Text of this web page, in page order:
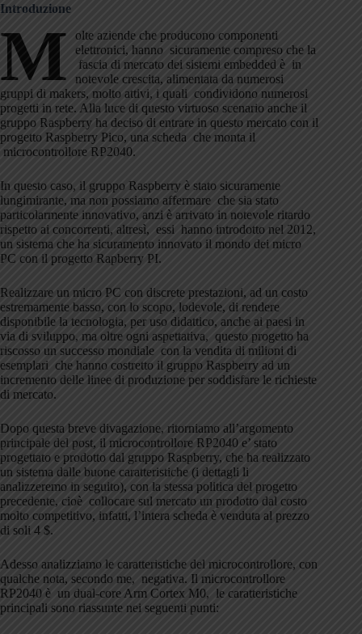
Introduzione
M
olte aziende che producono componenti
elettronici, hanno sicuramente compreso che la
fascia di mercato dei sistemi embedded è in
notevole crescita, alimentata da numerosi
gruppi di makers, molto attivi, i quali condividono numerosi
progetti in rete. Alla luce di questo virtuoso scenario anche il
gruppo Raspberry ha deciso di entrare in questo mercato con il
progetto Raspberry Pico, una scheda che monta il
microcontrollore RP2040.
In questo caso, il gruppo Raspberry è stato sicuramente
lungimirante, ma non possiamo affermare che sia stato
particolarmente innovativo, anzi è arrivato in notevole ritardo
rispetto ai concorrenti, altresì, essi hanno introdotto nel 2012,
un sistema che ha sicuramento innovato il mondo dei micro
PC con il progetto Rapberry PI.
Realizzare un micro PC con discrete prestazioni, ad un costo
estremamente basso, con lo scopo, lodevole, di rendere
disponibile la tecnologia, per uso didattico, anche ai paesi in
via di sviluppo, ma oltre ogni aspettativa, questo progetto ha
riscosso un successo mondiale con la vendita di milioni di
esemplari che hanno costretto il gruppo Raspberry ad un
incremento delle linee di produzione per soddisfare le richieste
di mercato.
Dopo questa breve divagazione, ritorniamo all’argomento
principale del post, il microcontrollore RP2040 e’ stato
progettato e prodotto dal gruppo Raspberry, che ha realizzato
un sistema dalle buone caratteristiche (i dettagli li
analizzeremo in seguito), con la stessa politica del progetto
precedente, cioè collocare sul mercato un prodotto dal costo
molto competitivo, infatti, l’intera scheda è venduta al prezzo
di soli 4 $.
Adesso analizziamo le caratteristiche del microcontrollore, con
qualche nota, secondo me, negativa. Il microcontrollore
RP2040 è un dual-core Arm Cortex M0, le caratteristiche
principali sono riassunte nei seguenti punti: